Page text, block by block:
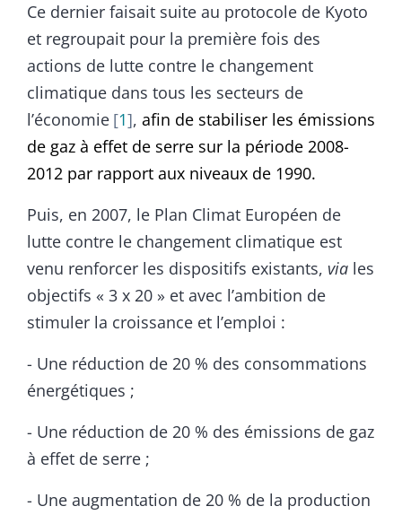
Ce dernier faisait suite au protocole de Kyoto
et regroupait pour la première fois des
actions de lutte contre le changement
climatique dans tous les secteurs de
l’économie 1 , afin de stabiliser les émissions
de gaz à effet de serre sur la période 2008-
2012 par rapport aux niveaux de 1990.
Puis, en 2007, le Plan Climat Européen de
lutte contre le changement climatique est
venu renforcer les dispositifs existants, via les
objectifs « 3 x 20 » et avec l’ambition de
stimuler la croissance et l’emploi :
- Une réduction de 20 % des consommations
énergétiques ;
- Une réduction de 20 % des émissions de gaz
à effet de serre ;
- Une augmentation de 20 % de la production